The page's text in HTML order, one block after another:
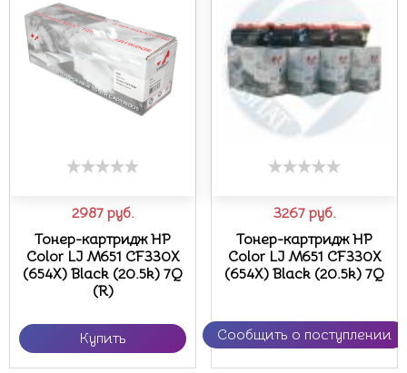
2987 руб.
Тонер-картридж HP
Color LJ M651 CF330X
(654X) Black (20.5k) 7Q
(R)
Купить
3267 руб.
Тонер-картридж HP
Color LJ M651 CF330X
(654X) Black (20.5k) 7Q
Сообщить о поступлении